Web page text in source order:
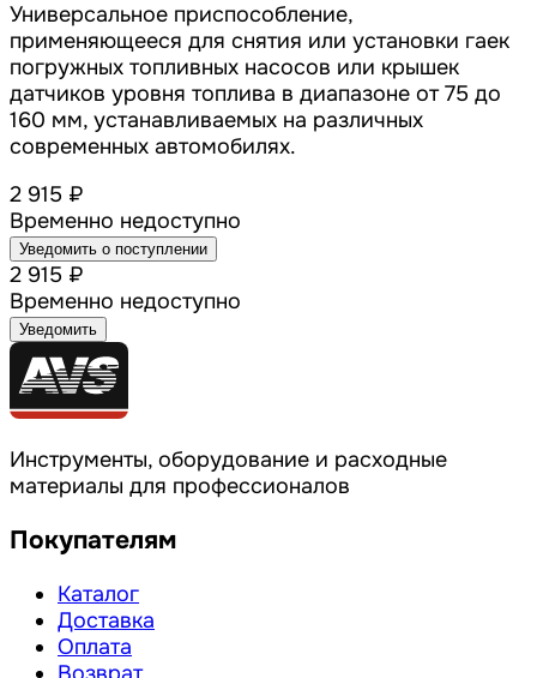
Универсальное приспособление,
применяющееся для снятия или установки гаек
погружных топливных насосов или крышек
датчиков уровня топлива в диапазоне от 75 до
160 мм, устанавливаемых на различных
современных автомобилях.
2 915 ₽
Временно недоступно
Уведомить о поступлении
2 915 ₽
Временно недоступно
Уведомить
Инструменты, оборудование и расходные
материалы для профессионалов
Покупателям
Каталог
Доставка
Оплата